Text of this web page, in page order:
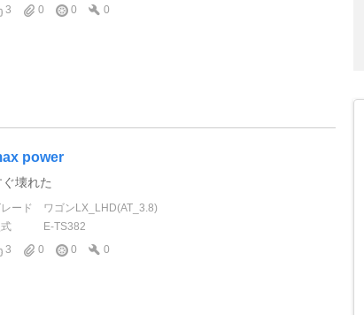
3 0 0 0
power
ぐ壊れた
ード
ワゴンLX_LHD(AT_3.8)
E-TS382
3
0 0 0